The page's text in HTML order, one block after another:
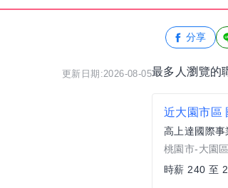
更新日期:2026-08-05
分享
最多人瀏覽的
高上達國際事
桃園市-大園區
時薪 240 至